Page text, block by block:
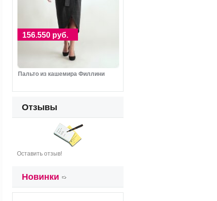
156.550 руб.
Пальто из кашемира Филлини
Отзывы
Оставить отзыв!
Новинки